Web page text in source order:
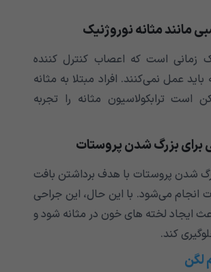
مانند مثانه نوروژنیک
زمانی است که اعصاب کنترل کننده
باید عمل نمی‌‌‌‌‌‌‌‌‌‌‌‌‌کنند. افراد مبتلا به مثانه
است ترابکولاسیون مثانه را تجربه
برای بزرگ شدن پروستات
شدن پروستات با هدف برداشتن بافت
انجام می‌‌‌‌‌‌‌‌‌‌‌‌‌شود. با این حال، این جراحی
ایجاد لخته های خون در مثانه شود و
کند.
لگن